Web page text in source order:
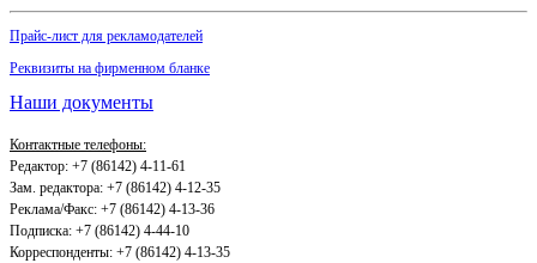
Прайс-лист для рекламодателей
Реквизиты на фирменном бланке
Наши документы
Контактные телефоны:
Редактор: +7 (86142) 4-11-61
Зам. редактора: +7 (86142) 4-12-35
Реклама/Факс: +7 (86142) 4-13-36
Подписка: +7 (86142) 4-44-10
Корреспонденты: +7 (86142) 4-13-35